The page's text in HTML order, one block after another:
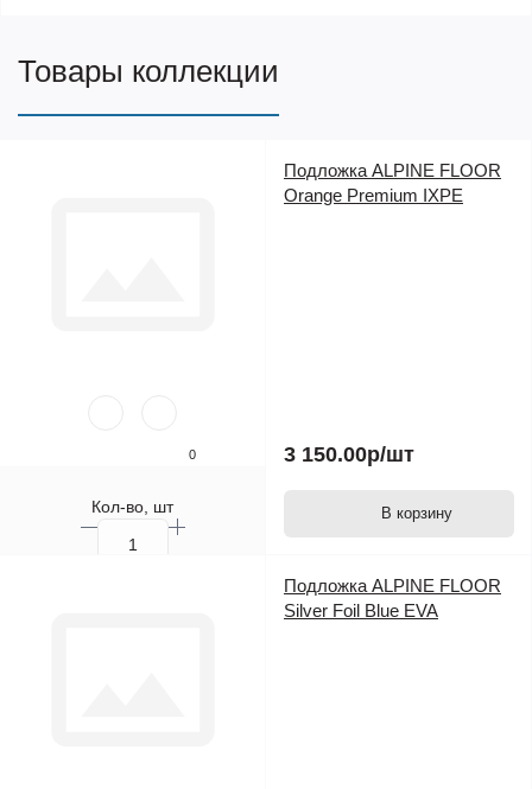
Товары коллекции
0
Кол-во, шт
Подложка ALPINE FLOOR
Orange Premium IXPE
3 150.00р/шт
В корзину
Подложка ALPINE FLOOR
Silver Foil Blue EVA